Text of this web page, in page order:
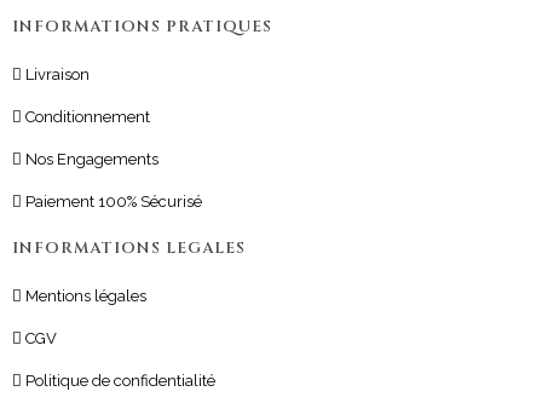
INFORMATIONS PRATIQUES
Livraison
Conditionnement
Nos Engagements
Paiement 100% Sécurisé
INFORMATIONS LEGALES
Mentions légales
CGV
Politique de confidentialité